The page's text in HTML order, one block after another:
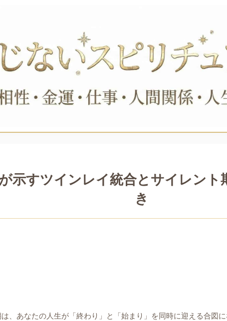
示すツインレイ統合とサイレン
き
、あなたの人生が「終わり」と「始まり」を同時に迎える合図